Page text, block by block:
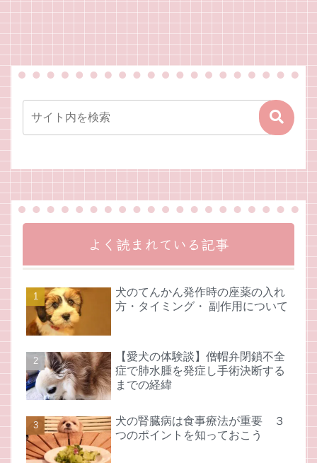
へ
へ
よく読まれている記事
犬のてんかん発作時の座薬の入れ
方・タイミング・ 副作用について
【愛犬の体験談】僧帽弁閉鎖不全
症で肺水腫を発症し手術決断する
までの経緯
犬の腎臓病は食事療法が重要 ３
つのポイントを知っておこう